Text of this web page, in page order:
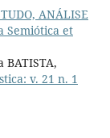
ANÁLISE
Semiótica et
v. 21 n. 1